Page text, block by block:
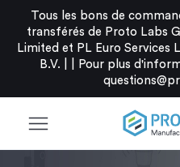
Tous les bons de
transférés de Proto Labs
Limited et PL Euro Services
B.V. |
Pour plus
menu